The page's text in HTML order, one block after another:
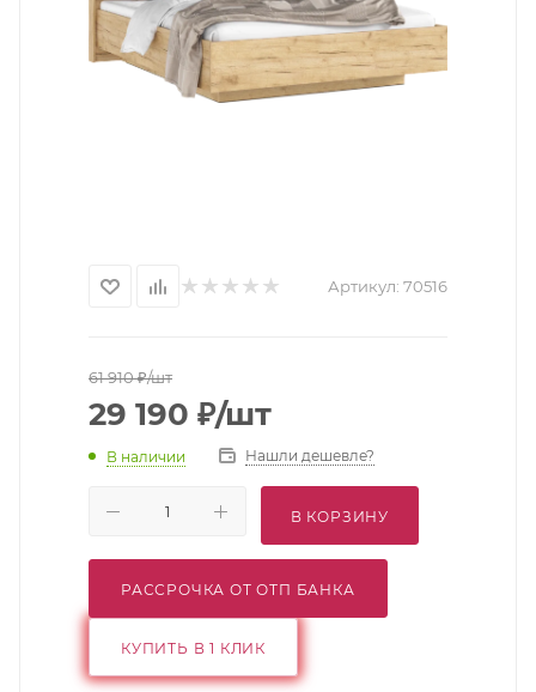
Артикул: 70516
61 910₽/шт
29 190 ₽/шт
В наличии Нашли дешевле?
В КОРЗИНУ
РАССРОЧКА ОТ ОТП БАНКА
КУПИТЬ В 1 КЛИК